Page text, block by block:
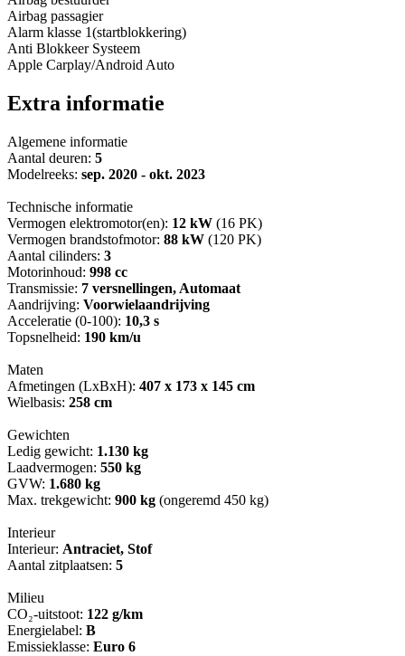
Airbag passagier
Alarm klasse 1(startblokkering)
Anti Blokkeer Systeem
Apple Carplay/Android Auto
Extra informatie
Algemene informatie
Aantal deuren: 5
Modelreeks: sep. 2020 - okt. 2023
Technische informatie
Vermogen elektromotor(en): 12 kW (16 PK)
Vermogen brandstofmotor: 88 kW (120 PK)
Aantal cilinders: 3
Motorinhoud: 998 cc
Transmissie: 7 versnellingen, Automaat
Aandrijving: Voorwielaandrijving
Acceleratie (0-100): 10,3 s
Topsnelheid: 190 km/u
Maten
Afmetingen (LxBxH): 407 x 173 x 145 cm
Wielbasis: 258 cm
Gewichten
Ledig gewicht: 1.130 kg
Laadvermogen: 550 kg
GVW: 1.680 kg
Max. trekgewicht: 900 kg (ongeremd 450 kg)
Interieur
Interieur: Antraciet, Stof
Aantal zitplaatsen: 5
Milieu
CO₂-uitstoot: 122 g/km
Energielabel: B
Emissieklasse: Euro 6